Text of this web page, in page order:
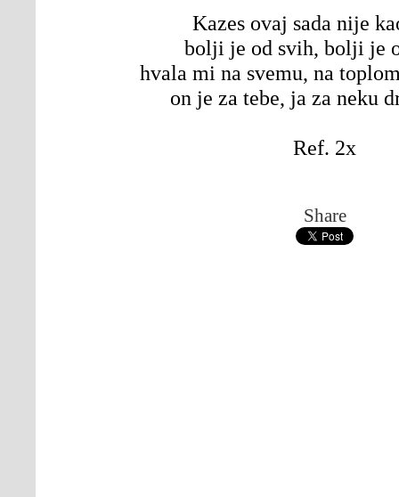
Kazes ovaj sada nije
bolji je od svih, bolji je
hvala mi na svemu, na
on je za tebe, ja za neku
Ref. 2x
Share